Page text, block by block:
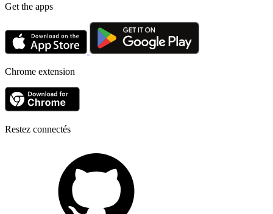
Get the apps
Chrome extension
Restez connectés